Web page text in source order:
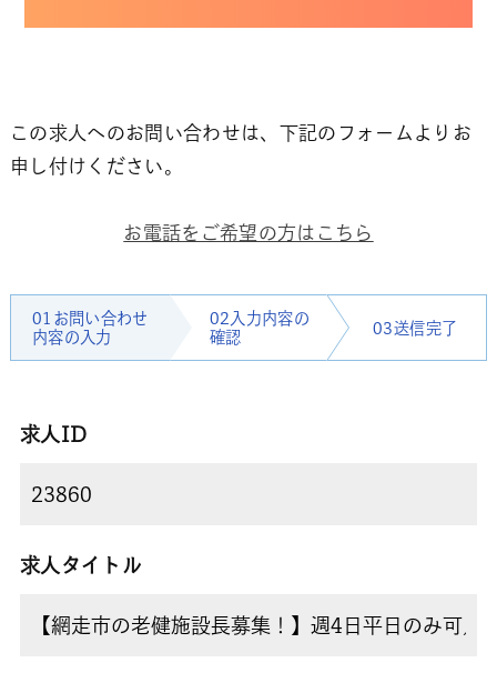
この求人へのお問い合わせは、下記のフォームよりお
申し付けください。
お電話をご希望の方はこちら
01お問い合わせ
内容の入力
02入力内容の
確認
03送信完了
求人ID
求人タイトル